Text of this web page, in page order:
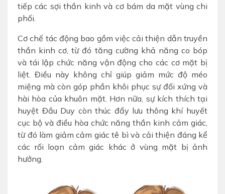
tiếp các sợi thần kinh và cơ bám da mặt vùng chi
phối.
Cơ chế tác động bao gồm việc cải thiện dẫn truyền
thần kinh cơ, từ đó tăng cường khả năng co bóp
và tái lập chức năng vận động cho các cơ mặt bị
liệt. Điều này không chỉ giúp giảm mức độ méo
miệng mà còn góp phần khôi phục sự đối xứng và
hài hòa của khuôn mặt. Hơn nữa, sự kích thích tại
huyệt Đầu Duy còn thúc đẩy lưu thông khí huyết
cục bộ và điều hòa chức năng thần kinh cảm giác,
từ đó làm giảm cảm giác tê bì và cải thiện đáng kể
các rối loạn cảm giác khác ở vùng mặt bị ảnh
hưởng.